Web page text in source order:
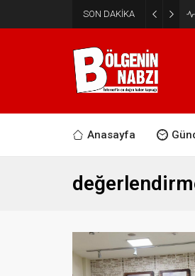
SON DAKİKA
Anasayfa